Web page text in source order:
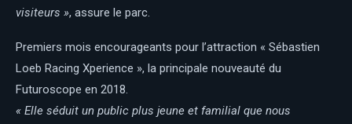
visiteurs », assure le parc.
Premiers mois encourageants pour l’attraction « Sébastien
Loeb Racing Xperience », la principale nouveauté du
Futuroscope en 2018.
« Elle séduit un public plus jeune et familial que nous